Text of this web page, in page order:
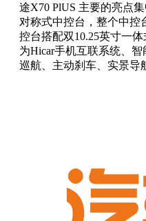
途X70 PlUS 主要的亮点
对称式中控台，整个中控
控台搭配双10.25英寸一
为Hicar手机互联系统、
巡航、主动刹车、实景导